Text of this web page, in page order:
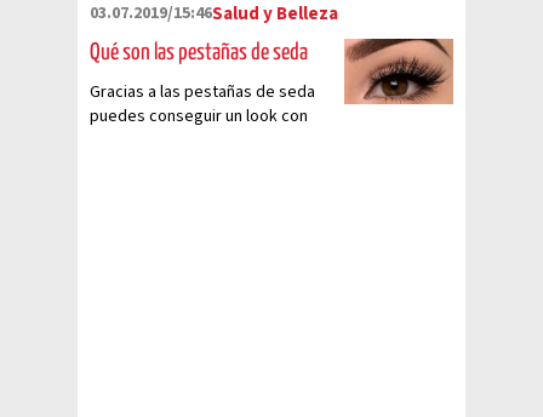
03.07.2019/15:46Salud y Belleza
Qué son las pestañas de seda
Gracias a las pestañas de seda
puedes conseguir un look con